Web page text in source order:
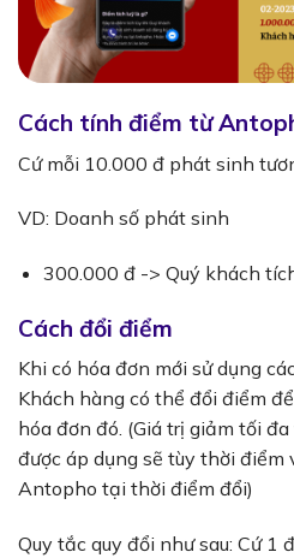
Cách tính điểm từ
Cứ mỗi 10.000 đ phát sinh
VD: Doanh số phát sinh
300.000 đ -> Quý khách
Cách đổi điểm
Khi có hóa đơn mới sử dụng
Khách hàng có thể đổi điểm
hóa đơn đó. (Giá trị giảm tối
được áp dụng sẽ tùy thời điểm
Antopho tại thời điểm đổi)
Quy tắc quy đổi như sau: Cứ 1